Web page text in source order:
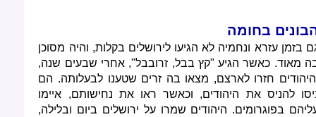
בחומה
בזמן עזרא ונחמיה לא הגיעו לירושלים בקלות, והיה מסוכן
מאוד. כאשר הגיע "קץ בבל, זרובבל", אחרי שבעים שנה,
חזרו לארצם, מצאו בה זרים שטענו לבעלותה. הם
להניס את היהודים, וכאשר ראו את נחישותם, איימו
בפוגרומים. היהודים שמרו על ירושלים ביום ובלילה,